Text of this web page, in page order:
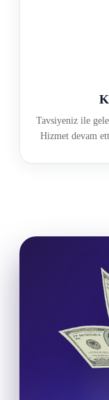
Tavsiyeniz ile
Hizmet devam